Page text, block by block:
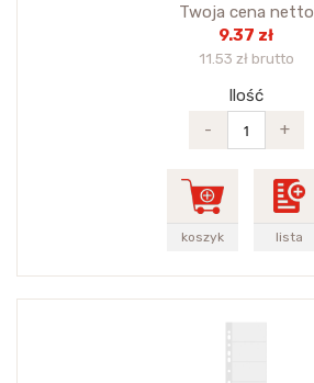
Twoja cena netto
9.37 zł
11.53 zł brutto
Ilość
-
+
koszyk lista